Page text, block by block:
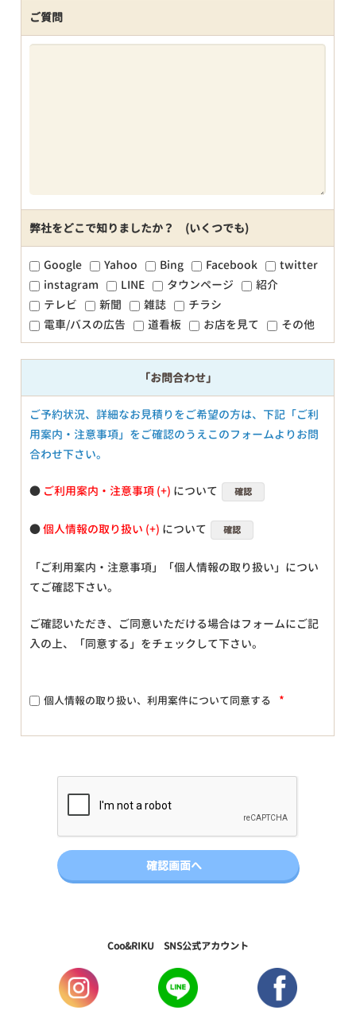
ご質問
弊社をどこで知りましたか？ (いくつでも)
Google Yahoo Bing Facebook
twitter
instagram
LINE タウンページ
紹介
テレビ
新聞 雑誌
チラシ
電車/バスの広告
道看板 お店を見て その他
「お問合わせ」
ご予約状況、詳細なお見積りをご希望の方は、下記「ご利
用案内・注意事項」をご確認のうえこのフォームよりお問
合わせ下さい。
● ご利用案内・注意事項 について 確認
●個人情報の取り扱い について 確認
「ご利用案内・注意事項」「個人情報の取り扱い」につい
てご確認下さい。
ご確認いただき、ご同意いただける場合はフォームにご記
入の上、「同意する」をチェックして下さい。
個人情報の取り扱い、利用案件について同意する *
Coo&RIKU SNS公式アカウント